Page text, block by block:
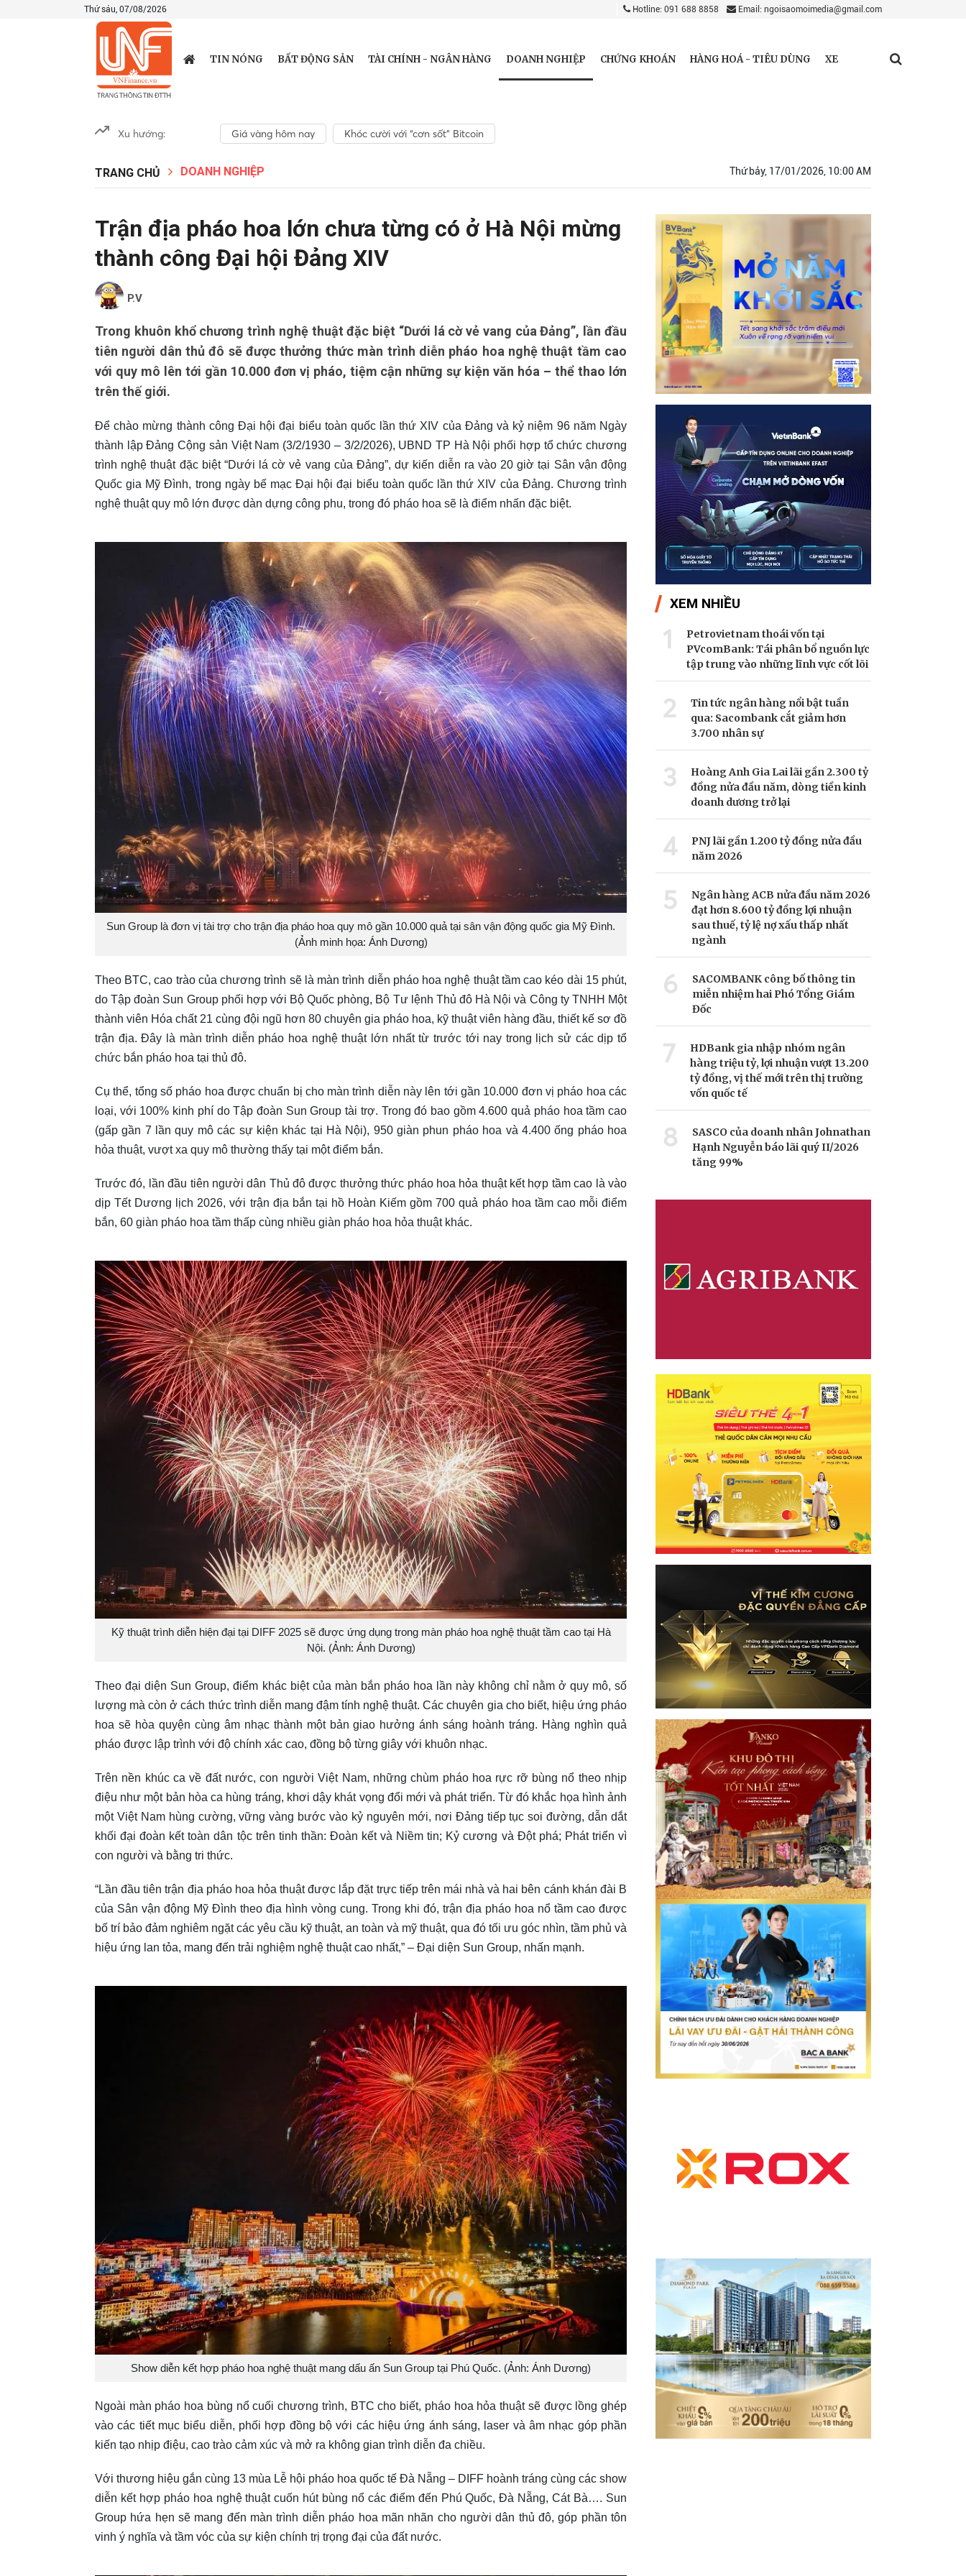
Thứ sáu, 07/08/2026 Hotline: 091 688 8858 Email: ngoisaomoimedia@gmail.com
TIN NÓNG BẤT ĐỘNG SẢN TÀI CHÍNH - NGÂN HÀNG DOANH NGHIỆP CHỨNG KHOÁN HÀNG HOÁ - TIÊU DÙNG XE
Xu hướng: Giá vàng hôm nay Khóc cười với “cơn sốt” Bitcoin
TRANG CHỦ DOANH NGHIỆP Thứ bảy, 17/01/2026, 10:00 AM
Trận địa pháo hoa lớn chưa từng có ở Hà Nội mừng
thành công Đại hội Đảng XIV
P.V
Trong khuôn khổ chương trình nghệ thuật đặc biệt “Dưới lá cờ vẻ vang của Đảng”, lần đầu
tiên người dân thủ đô sẽ được thưởng thức màn trình diễn pháo hoa nghệ thuật tầm cao
với quy mô lên tới gần 10.000 đơn vị pháo, tiệm cận những sự kiện văn hóa – thể thao lớn
trên thế giới.
Để chào mừng thành công Đại hội đại biểu toàn quốc lần thứ XIV của Đảng và kỷ niệm 96 năm Ngày
thành lập Đảng Cộng sản Việt Nam (3/2/1930 – 3/2/2026), UBND TP Hà Nội phối hợp tổ chức chương
trình nghệ thuật đặc biệt “Dưới lá cờ vẻ vang của Đảng”, dự kiến diễn ra vào 20 giờ tại Sân vận động
Quốc gia Mỹ Đình, trong ngày bế mạc Đại hội đại biểu toàn quốc lần thứ XIV của Đảng. Chương trình
nghệ thuật quy mô lớn được dàn dựng công phu, trong đó pháo hoa sẽ là điểm nhấn đặc biệt.
Sun Group là đơn vị tài trợ cho trận địa pháo hoa quy mô gần 10.000 quả tại sân vận động quốc gia Mỹ Đình.
(Ảnh minh họa: Ánh Dương)
Theo BTC, cao trào của chương trình sẽ là màn trình diễn pháo hoa nghệ thuật tầm cao kéo dài 15 phút,
do Tập đoàn Sun Group phối hợp với Bộ Quốc phòng, Bộ Tư lệnh Thủ đô Hà Nội và Công ty TNHH Một
thành viên Hóa chất 21 cùng đội ngũ hơn 80 chuyên gia pháo hoa, kỹ thuật viên hàng đầu, thiết kế sơ đồ
trận địa. Đây là màn trình diễn pháo hoa nghệ thuật lớn nhất từ trước tới nay trong lịch sử các dịp tổ
chức bắn pháo hoa tại thủ đô.
Cụ thể, tổng số pháo hoa được chuẩn bị cho màn trình diễn này lên tới gần 10.000 đơn vị pháo hoa các
loại, với 100% kinh phí do Tập đoàn Sun Group tài trợ. Trong đó bao gồm 4.600 quả pháo hoa tầm cao
(gấp gần 7 lần quy mô các sự kiện khác tại Hà Nội), 950 giàn phun pháo hoa và 4.400 ống pháo hoa
hỏa thuật, vượt xa quy mô thường thấy tại một điểm bắn.
Trước đó, lần đầu tiên người dân Thủ đô được thưởng thức pháo hoa hỏa thuật kết hợp tầm cao là vào
dịp Tết Dương lịch 2026, với trận địa bắn tại hồ Hoàn Kiếm gồm 700 quả pháo hoa tầm cao mỗi điểm
bắn, 60 giàn pháo hoa tầm thấp cùng nhiều giàn pháo hoa hỏa thuật khác.
Kỹ thuật trình diễn hiện đại tại DIFF 2025 sẽ được ứng dụng trong màn pháo hoa nghệ thuật tầm cao tại Hà
Nội. (Ảnh: Ánh Dương)
Theo đại diện Sun Group, điểm khác biệt của màn bắn pháo hoa lần này không chỉ nằm ở quy mô, số
lượng mà còn ở cách thức trình diễn mang đậm tính nghệ thuật. Các chuyên gia cho biết, hiệu ứng pháo
hoa sẽ hòa quyện cùng âm nhạc thành một bản giao hưởng ánh sáng hoành tráng. Hàng nghìn quả
pháo được lập trình với độ chính xác cao, đồng bộ từng giây với khuôn nhạc.
Trên nền khúc ca về đất nước, con người Việt Nam, những chùm pháo hoa rực rỡ bùng nổ theo nhịp
điệu như một bản hòa ca hùng tráng, khơi dậy khát vọng đổi mới và phát triển. Từ đó khắc họa hình ảnh
một Việt Nam hùng cường, vững vàng bước vào kỷ nguyên mới, nơi Đảng tiếp tục soi đường, dẫn dắt
khối đại đoàn kết toàn dân tộc trên tinh thần: Đoàn kết và Niềm tin; Kỷ cương và Đột phá; Phát triển vì
con người và bằng tri thức.
“Lần đầu tiên trận địa pháo hoa hỏa thuật được lắp đặt trực tiếp trên mái nhà và hai bên cánh khán đài B
của Sân vận động Mỹ Đình theo địa hình vòng cung. Trong khi đó, trận địa pháo hoa nổ tầm cao được
bố trí bảo đảm nghiêm ngặt các yêu cầu kỹ thuật, an toàn và mỹ thuật, qua đó tối ưu góc nhìn, tầm phủ và
hiệu ứng lan tỏa, mang đến trải nghiệm nghệ thuật cao nhất,” – Đại diện Sun Group, nhấn mạnh.
Show diễn kết hợp pháo hoa nghệ thuật mang dấu ấn Sun Group tại Phú Quốc. (Ảnh: Ánh Dương)
Ngoài màn pháo hoa bùng nổ cuối chương trình, BTC cho biết, pháo hoa hỏa thuật sẽ được lồng ghép
vào các tiết mục biểu diễn, phối hợp đồng bộ với các hiệu ứng ánh sáng, laser và âm nhạc góp phần
kiến tạo nhịp điệu, cao trào cảm xúc và mở ra không gian trình diễn đa chiều.
Với thương hiệu gắn cùng 13 mùa Lễ hội pháo hoa quốc tế Đà Nẵng – DIFF hoành tráng cùng các show
diễn kết hợp pháo hoa nghệ thuật cuốn hút bùng nổ các điểm đến Phú Quốc, Đà Nẵng, Cát Bà…. Sun
Group hứa hẹn sẽ mang đến màn trình diễn pháo hoa mãn nhãn cho người dân thủ đô, góp phần tôn
vinh ý nghĩa và tầm vóc của sự kiện chính trị trọng đại của đất nước.
XEM NHIỀU
1
Petrovietnam thoái vốn tại
PVcomBank: Tái phân bổ nguồn lực
tập trung vào những lĩnh vực cốt lõi
2
Tin tức ngân hàng nổi bật tuần
qua: Sacombank cắt giảm hơn
3.700 nhân sự
3
Hoàng Anh Gia Lai lãi gần 2.300 tỷ
đồng nửa đầu năm, dòng tiền kinh
doanh dương trở lại
4
PNJ lãi gần 1.200 tỷ đồng nửa đầu
năm 2026
5
Ngân hàng ACB nửa đầu năm 2026
đạt hơn 8.600 tỷ đồng lợi nhuận
sau thuế, tỷ lệ nợ xấu thấp nhất
ngành
6
SACOMBANK công bố thông tin
miễn nhiệm hai Phó Tổng Giám
Đốc
7
HDBank gia nhập nhóm ngân
hàng triệu tỷ, lợi nhuận vượt 13.200
tỷ đồng, vị thế mới trên thị trường
vốn quốc tế
8
SASCO của doanh nhân Johnathan
Hạnh Nguyễn báo lãi quý II/2026
tăng 99%